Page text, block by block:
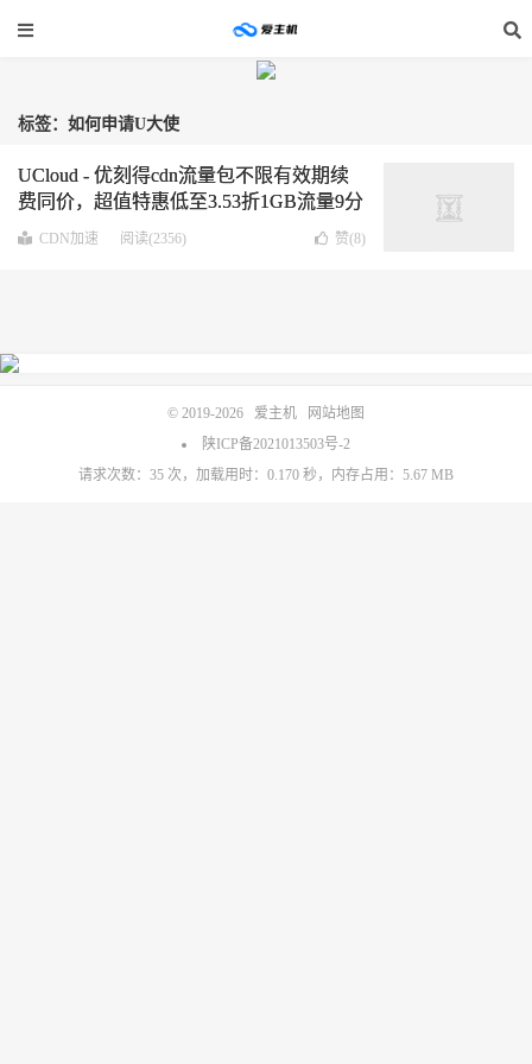
标签：如何申请U大使
UCloud - 优刻得cdn流量包不限有效期续
费同价，超值特惠低至3.53折1GB流量9分
钱起，推荐使用cdn返10%佣金
CDN加速 阅读(2356) 赞(8)
© 2019-2026 爱主机
网站地图
陕ICP备2021013503号-2
请求次数：35 次，加载用时：0.170 秒，内存占用：5.67 MB